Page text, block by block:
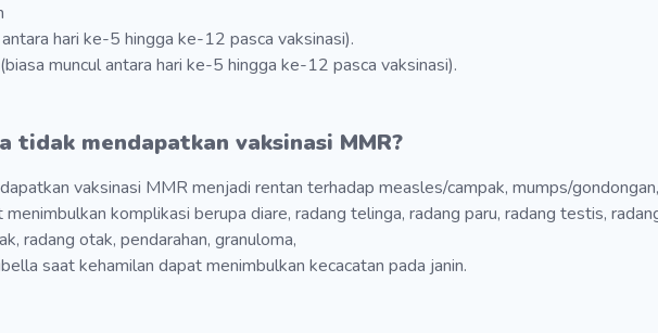
hari ke-5 hingga ke-12 pasca vaksinasi).
muncul antara hari ke-5 hingga ke-12 pasca vaksinasi).
tidak mendapatkan vaksinasi MMR?
vaksinasi MMR menjadi rentan terhadap measles/campak, mumps/
komplikasi berupa diare, radang telinga, radang paru, radang testis,
radang otak, pendarahan, granuloma,
saat kehamilan dapat menimbulkan kecacatan pada janin.